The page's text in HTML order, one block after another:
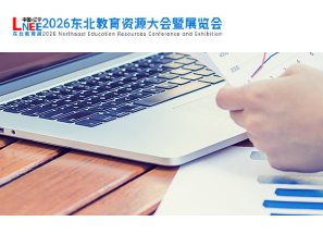
2026东北教育资源大会暨展览会